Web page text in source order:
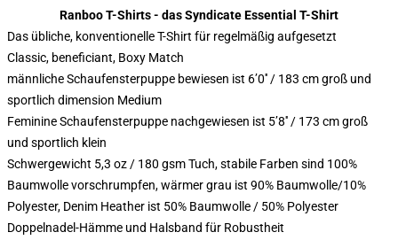
Ranboo T-Shirts - das Syndicate Essential T-Shirt
Das übliche, konventionelle T-Shirt für regelmäßig aufgesetzt
Classic, beneficiant, Boxy Match
männliche Schaufensterpuppe bewiesen ist 6’0′′ / 183 cm groß und
sportlich dimension Medium
Feminine Schaufensterpuppe nachgewiesen ist 5’8′′ / 173 cm groß
und sportlich klein
Schwergewicht 5,3 oz / 180 gsm Tuch, stabile Farben sind 100%
Baumwolle vorschrumpfen, wärmer grau ist 90% Baumwolle/10%
Polyester, Denim Heather ist 50% Baumwolle / 50% Polyester
Doppelnadel-Hämme und Halsband für Robustheit